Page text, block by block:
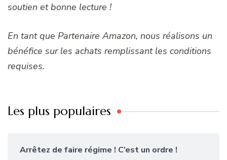
soutien et bonne lecture !
En tant que Partenaire Amazon, nous réalisons un
bénéfice sur les achats remplissant les conditions
requises.
Les plus populaires
Arrêtez de faire régime ! C’est un ordre !